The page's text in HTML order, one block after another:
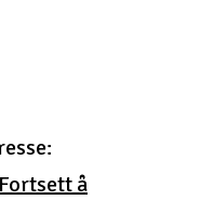
Fortsett å